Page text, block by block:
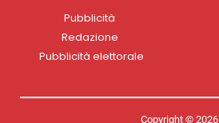
Pubblicità
Redazione
Pubblicità elettorale
Copyright © 2026